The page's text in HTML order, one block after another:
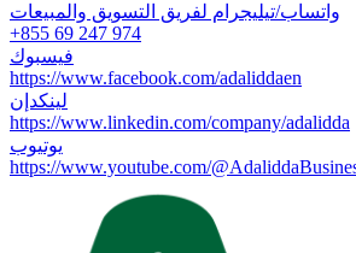
واتساب/تيليجرام لفريق التسويق والمبيعات
+855 69 247 974
فيسبوك
https://www.facebook.com/adaliddaen
لينكدإن
https://www.linkedin.com/company/adalidda
يوتيوب
https://www.youtube.com/